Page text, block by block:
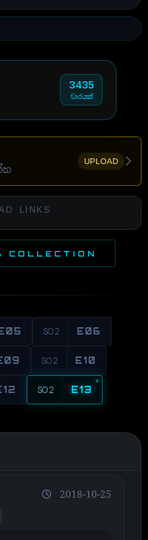
3435
වාරයක්
UPLOAD
LINKS
COLLECTION
S02 E06
S02 E10
S02 E13
2018-10-25